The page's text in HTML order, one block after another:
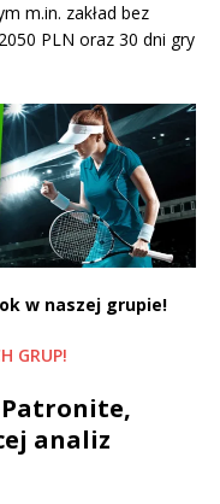
m.in. zakład bez
PLN oraz 30 dni gry
w naszej grupie!
GRUP!
Patronite,
analiz